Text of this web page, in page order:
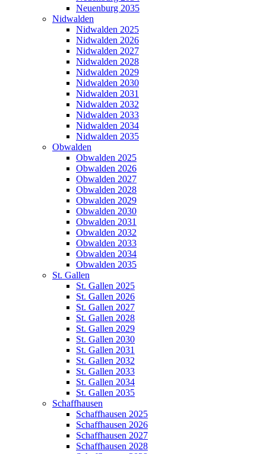
Neuenburg 2035
Nidwalden
Nidwalden 2025
Nidwalden 2026
Nidwalden 2027
Nidwalden 2028
Nidwalden 2029
Nidwalden 2030
Nidwalden 2031
Nidwalden 2032
Nidwalden 2033
Nidwalden 2034
Nidwalden 2035
Obwalden
Obwalden 2025
Obwalden 2026
Obwalden 2027
Obwalden 2028
Obwalden 2029
Obwalden 2030
Obwalden 2031
Obwalden 2032
Obwalden 2033
Obwalden 2034
Obwalden 2035
St. Gallen
St. Gallen 2025
St. Gallen 2026
St. Gallen 2027
St. Gallen 2028
St. Gallen 2029
St. Gallen 2030
St. Gallen 2031
St. Gallen 2032
St. Gallen 2033
St. Gallen 2034
St. Gallen 2035
Schaffhausen
Schaffhausen 2025
Schaffhausen 2026
Schaffhausen 2027
Schaffhausen 2028